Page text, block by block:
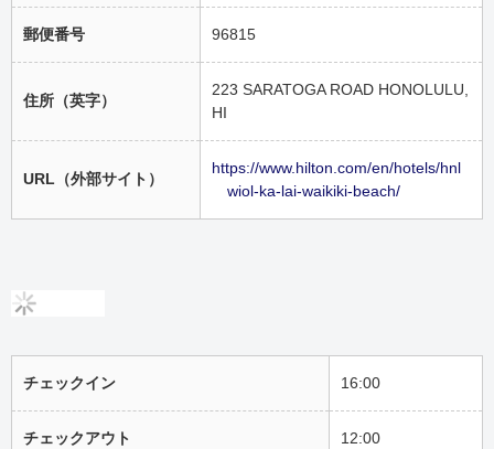
郵便番号 96815
住所（英字）
223 SARATOGA ROAD HONOLULU,
HI
URL（外部サイト）
https://www.hilton.com/en/hotels/hnl
wiol-ka-lai-waikiki-beach/
チェックイン 16:00
チェックアウト 12:00